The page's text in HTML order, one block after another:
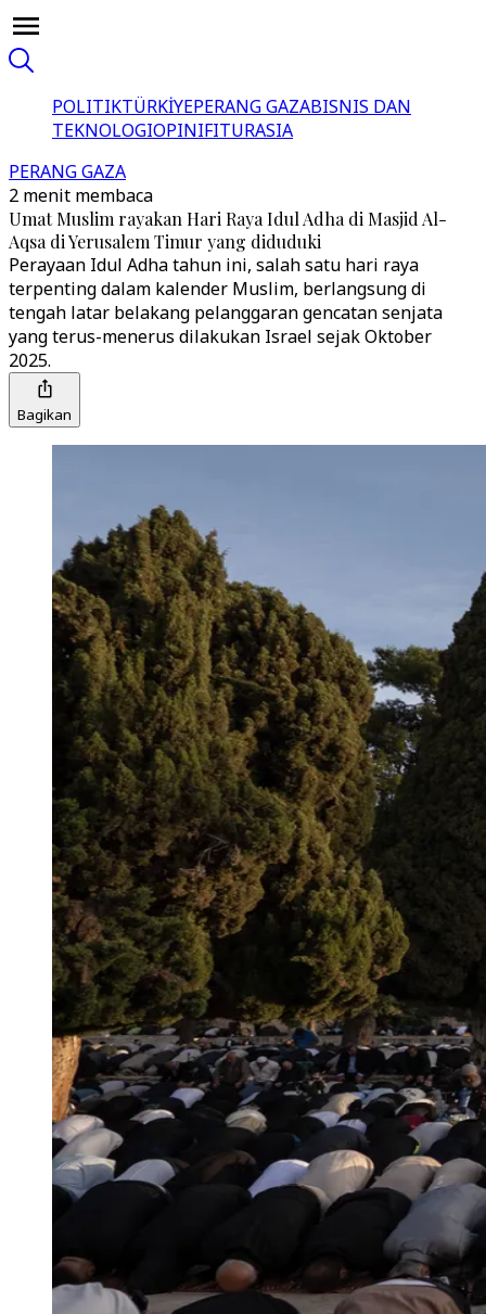
POLITIKTÜRKİYEPERANG GAZABISNIS DAN
TEKNOLOGIOPINIFITURASIA
PERANG GAZA
2 menit membaca
Umat Muslim rayakan Hari Raya Idul Adha di Masjid Al-
Aqsa di Yerusalem Timur yang diduduki
Perayaan Idul Adha tahun ini, salah satu hari raya
terpenting dalam kalender Muslim, berlangsung di
tengah latar belakang pelanggaran gencatan senjata
yang terus-menerus dilakukan Israel sejak Oktober
2025.
Bagikan